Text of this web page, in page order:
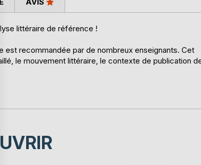
littéraire de référence !
recommandée par de nombreux enseignants. Cet
le mouvement littéraire, le contexte de publication